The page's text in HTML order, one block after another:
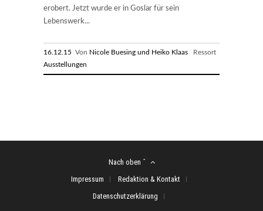
erobert. Jetzt wurde er in Goslar für sein
Lebenswerk...
16.12.15 Von Nicole Buesing und Heiko Klaas Ressort
Ausstellungen
Nach oben ˆ
Impressum
Redaktion & Kontakt
Datenschutzerklärung